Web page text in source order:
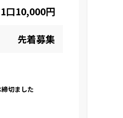
1口10,000円
先着募集
切ました